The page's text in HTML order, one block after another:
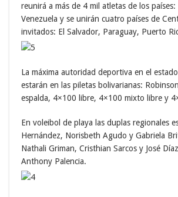
reunirá a más de 4 mil atletas de los
Venezuela y se unirán cuatro países de
invitados: El Salvador, Paraguay, Puerto
La máxima autoridad deportiva en el
estarán en las piletas bolivarianas:
espalda, 4×100 libre, 4×100 mixto libre y
En voleibol de playa las duplas regionales
Hernández, Norisbeth Agudo y Gabriela
Nathali Griman, Cristhian Sarcos y José
Anthony Palencia.